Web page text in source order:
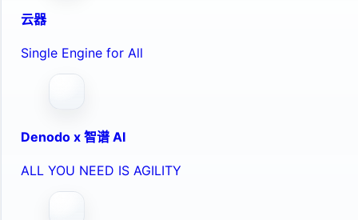
云器
Single Engine for All
Denodo x 智谱 AI
ALL YOU NEED IS AGILITY